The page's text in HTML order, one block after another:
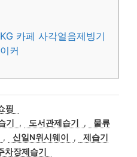
카페 사각얼음제빙기
커
핑
기 , 도서관제습기 ,
물류
, 신일N위시웨이 ,
제습기
차장제습기